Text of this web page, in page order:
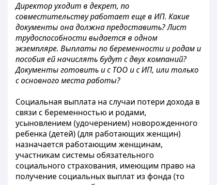
Директор уходит в декрет, по
совместительству работает еще в ИП. Какие
документы она должна предоставить? Лист
трудоспособности выдается в одном
экземпляре. Выплаты по беременности и родам и
пособия ей начислять будут с двух компаний?
Документы готовить и с ТОО и с ИП, или только
с основного места работы?
Социальная выплата на случаи потери дохода в
связи с беременностью и родами,
усыновлением (удочерением) новорожденного
ребенка (детей) (для работающих женщин)
назначается работающим женщинам,
участникам системы обязательного
социального страхования, имеющим право на
получение социальных выплат из фонда (то